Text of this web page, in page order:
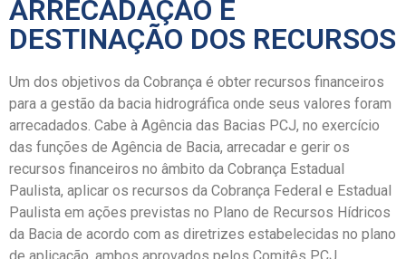
ARRECADAÇÃO E
DESTINAÇÃO DOS RECURSOS
Um dos objetivos da Cobrança é obter recursos financeiros
para a gestão da bacia hidrográfica onde seus valores foram
arrecadados. Cabe à Agência das Bacias PCJ, no exercício
das funções de Agência de Bacia, arrecadar e gerir os
recursos financeiros no âmbito da Cobrança Estadual
Paulista, aplicar os recursos da Cobrança Federal e Estadual
Paulista em ações previstas no Plano de Recursos Hídricos
da Bacia de acordo com as diretrizes estabelecidas no plano